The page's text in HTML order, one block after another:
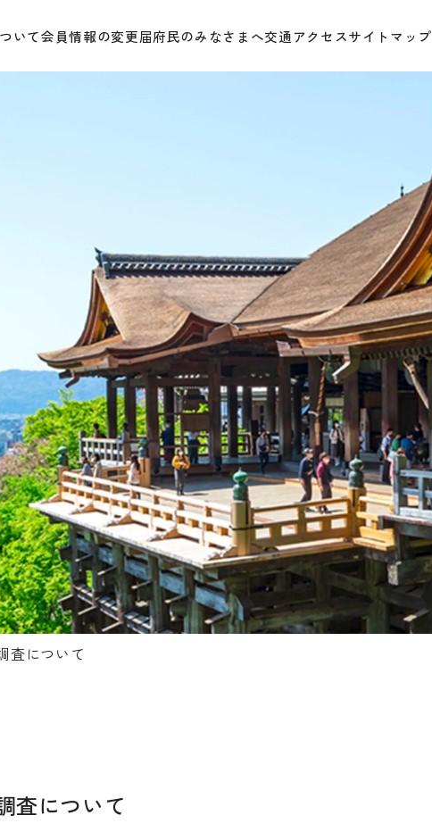
いて会員情報の変更届府民のみなさまへ交通アクセスサイトマップ
査について
査について